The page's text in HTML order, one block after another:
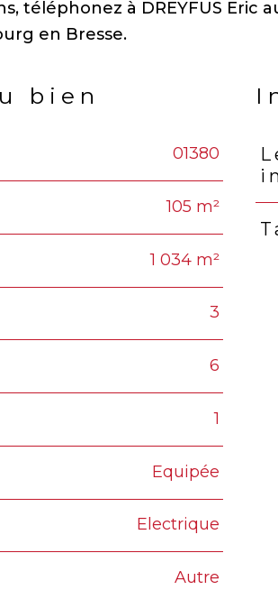
à DREYFUS Eric
bien
01380
105 m²
1 034 m²
3
6
1
Equipée
Electrique
Autre